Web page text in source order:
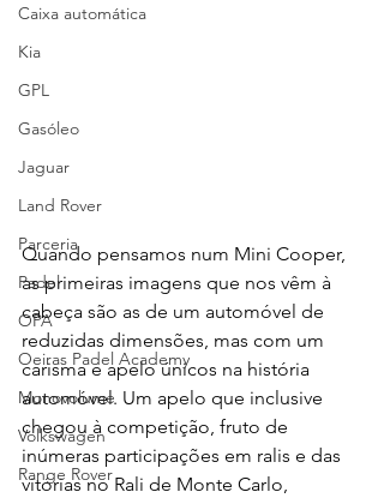
Caixa automática
Kia
GPL
Gasóleo
Jaguar
Land Rover
Parceria
Padel
OPA
Oeiras Padel Academy
Monovolume
Volkswagen
Range Rover
Quando pensamos num Mini Cooper,
as primeiras imagens que nos vêm à
cabeça são as de um automóvel de
reduzidas dimensões, mas com um
carisma e apelo únicos na história
automóvel. Um apelo que inclusive
chegou à competição, fruto de
inúmeras participações em ralis e das
vitórias no Rali de Monte Carlo,